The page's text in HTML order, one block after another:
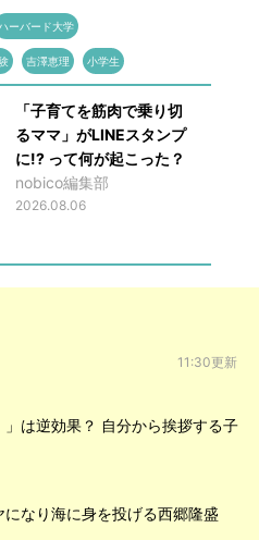
ハーバード大学
吉澤恵理 小学生
「子育てを筋肉で乗り切
るママ」がLINEスタンプ
に!? って何が起こった？
nobico編集部
2026.08.06
11:30更新
」は逆効果？ 自分から挨拶する子
になり海に身を投げる西郷隆盛